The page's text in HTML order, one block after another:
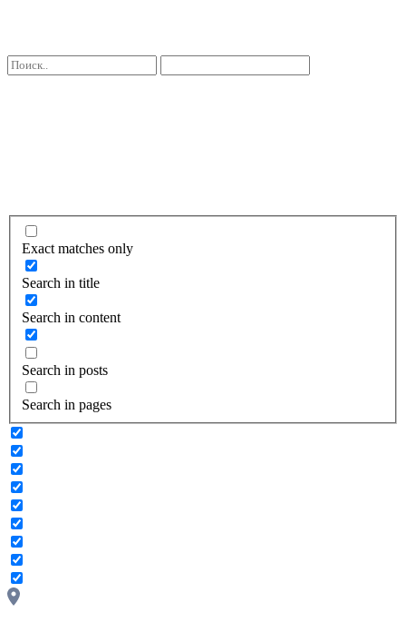
Exact matches only
Search in title
Search in content
Search in posts
Search in pages